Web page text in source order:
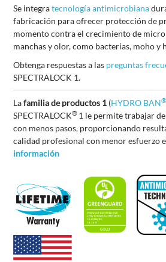
Se integratecnología antimicrobiana
fabricación para ofrecer protección de
momento contra el crecimiento de
manchas y olor, como bacterias, moho y
Obtenga respuestas a las preguntas
SPECTRALOCK 1.
Lafamilia de productos 1 (HYDRO BAN®
SPECTRALOCK® 1 le permite trabajar
con menos pasos, proporcionando
calidad profesional con menor esfuerzo
información